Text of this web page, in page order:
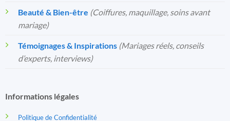
Beauté & Bien-être (Coiffures, maquillage, soins avant
mariage)
Témoignages & Inspirations (Mariages réels, conseils
d’experts, interviews)
Informations légales
Politique de Confidentialité